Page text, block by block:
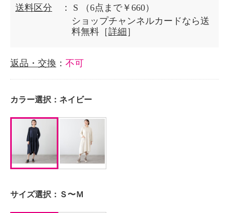
送料区分 ： S
（6点まで￥660）
ショップチャンネルカードなら送
料無料［詳細 ］
返品・交換 ： 不可
カラー選択： ネイビー
サイズ選択： Ｓ〜Ｍ